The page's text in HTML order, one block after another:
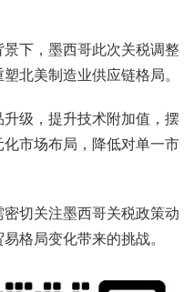
下，墨西哥此次关税调整
北美制造业供应链格局。
级，提升技术附加值，摆
市场布局，降低对单一市
切关注墨西哥关税政策动
格局变化带来的挑战。